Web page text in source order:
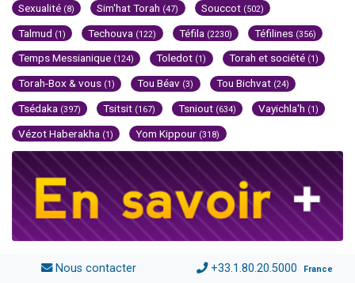
Sexualité (8) Sim'hat Torah (47) Souccot (502)
Talmud (1) Techouva (122) Téfila (2230) Téfilines (356)
Temps Messianique (124) Toledot (1) Torah et société (1)
Torah-Box & vous (1) Tou Béav (3) Tou Bichvat (24)
Tsédaka (397) Tsitsit (167) Tsniout (634) Vayichla'h (1)
Vézot Haberakha (1) Yom Kippour (318)
Nous contacter +33.1.80.20.5000 France